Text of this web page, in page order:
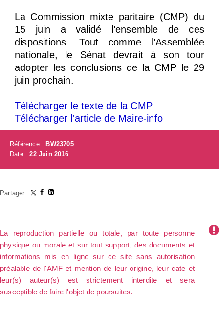
La Commission mixte paritaire (CMP) du
15 juin a validé l’ensemble de ces
dispositions. Tout comme l’Assemblée
nationale, le Sénat devrait à son tour
adopter les conclusions de la CMP le 29
juin prochain.
Télécharger le texte de la CMP
Télécharger l'article de Maire-info
Référence :BW23705
Date :22 Juin 2016
Partager :
La reproduction partielle ou totale, par toute personne
physique ou morale et sur tout support, des documents et
informations mis en ligne sur ce site sans autorisation
préalable de l'AMF et mention de leur origine, leur date et
leur(s) auteur(s) est strictement interdite et sera
susceptible de faire l'objet de poursuites.